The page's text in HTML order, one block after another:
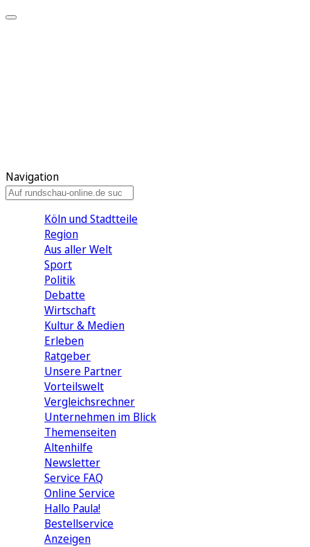
Navigation
Köln und Stadtteile
Region
Aus aller Welt
Sport
Politik
Debatte
Wirtschaft
Kultur & Medien
Erleben
Ratgeber
Unsere Partner
Vorteilswelt
Vergleichsrechner
Unternehmen im Blick
Themenseiten
Altenhilfe
Newsletter
Service FAQ
Online Service
Hallo Paula!
Bestellservice
Anzeigen